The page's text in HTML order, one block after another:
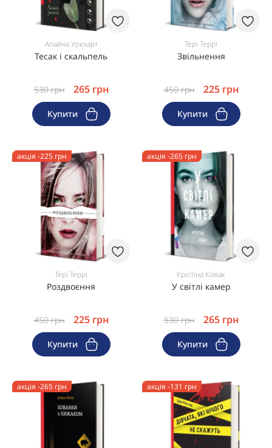
Алайна Уркхарт
Тесак і скальпель
530грн 265 грн
Купити
Тері Террі
Звільнення
450грн 225 грн
Купити
акція -225 грн
Тері Террі
Роздвоєння
450грн 225 грн
Купити
акція -265 грн
Крістіна Ковак
У світлі камер
530грн 265 грн
Купити
акція -265 грн акція -131 грн